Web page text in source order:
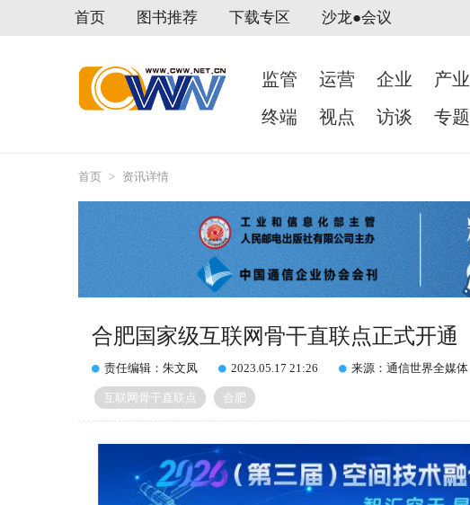
首页 图书推荐 下载专区 沙龙●会议
监管 运营 企业 产业
终端
视点 访谈 专题
首页 > 资讯详情
合肥国家级互联网骨干直联点正式开通
责任编辑：朱文凤 2023.05.17 21:26 来源：通信世界全媒体
互联网骨干直联点 合肥